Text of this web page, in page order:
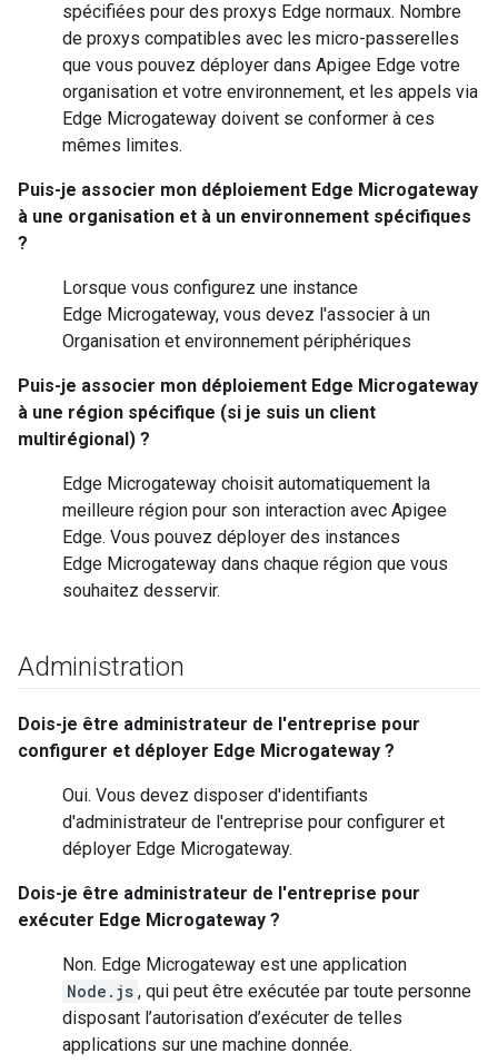
spécifiées pour des proxys Edge normaux. Nombre
de proxys compatibles avec les micro-passerelles
que vous pouvez déployer dans Apigee Edge votre
organisation et votre environnement, et les appels via
Edge Microgateway doivent se conformer à ces
mêmes limites.
Puis-je associer mon déploiement Edge Microgateway
à une organisation et à un environnement spécifiques
?
Lorsque vous configurez une instance
Edge Microgateway, vous devez l'associer à un
Organisation et environnement périphériques
Puis-je associer mon déploiement Edge Microgateway
à une région spécifique (si je suis un client
multirégional) ?
Edge Microgateway choisit automatiquement la
meilleure région pour son interaction avec Apigee
Edge. Vous pouvez déployer des instances
Edge Microgateway dans chaque région que vous
souhaitez desservir.
Administration
Dois-je être administrateur de l'entreprise pour
configurer et déployer Edge Microgateway ?
Oui. Vous devez disposer d'identifiants
d'administrateur de l'entreprise pour configurer et
déployer Edge Microgateway.
Dois-je être administrateur de l'entreprise pour
exécuter Edge Microgateway ?
Non. Edge Microgateway est une application
Node.js , qui peut être exécutée par toute personne
disposant l’autorisation d’exécuter de telles
applications sur une machine donnée.